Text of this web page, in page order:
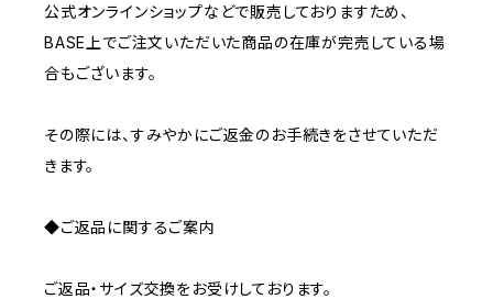
公式オンラインショップなどで販売しておりますため、
BASE上でご注文いただいた商品の在庫が完売している場
合もございます。
その際には、すみやかにご返金のお手続きをさせていただ
きます。
◆ご返品に関するご案内
ご返品・サイズ交換をお受けしております。